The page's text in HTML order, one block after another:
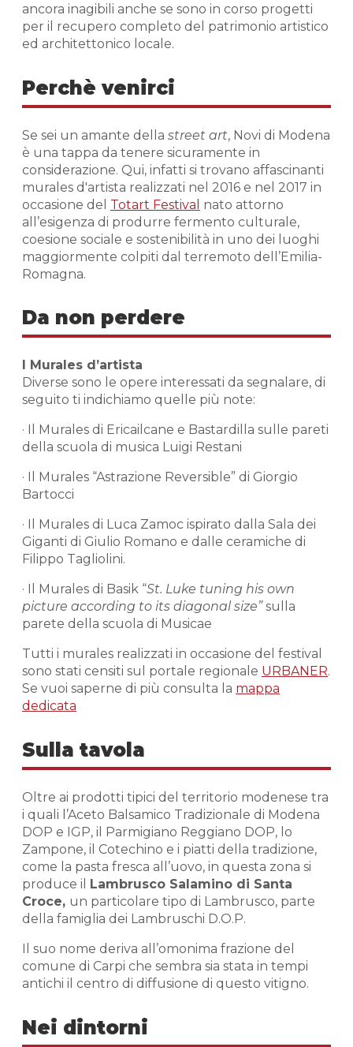
ancora inagibili anche se sono in corso progetti
per il recupero completo del patrimonio artistico
ed architettonico locale.
Perchè venirci
Se sei un amante della street art, Novi di Modena
è una tappa da tenere sicuramente in
considerazione. Qui, infatti si trovano affascinanti
murales d'artista realizzati nel 2016 e nel 2017 in
occasione del Totart Festival nato attorno
all’esigenza di produrre fermento culturale,
coesione sociale e sostenibilità in uno dei luoghi
maggiormente colpiti dal terremoto dell’Emilia-
Romagna.
Da non perdere
I Murales d’artista
Diverse sono le opere interessati da segnalare, di
seguito ti indichiamo quelle più note:
· Il Murales di Ericailcane e Bastardilla sulle pareti
della scuola di musica Luigi Restani
· Il Murales “Astrazione Reversible” di Giorgio
Bartocci
· Il Murales di Luca Zamoc ispirato dalla Sala dei
Giganti di Giulio Romano e dalle ceramiche di
Filippo Tagliolini.
· Il Murales di Basik “St. Luke tuning his own
picture according to its diagonal size”sulla
parete della scuola di Musicae
Tutti i murales realizzati in occasione del festival
sono stati censiti sul portale regionale URBANER.
Se vuoi saperne di più consulta la mappa
dedicata
Sulla tavola
Oltre ai prodotti tipici del territorio modenese tra
i quali l’Aceto Balsamico Tradizionale di Modena
DOP e IGP, il Parmigiano Reggiano DOP, lo
Zampone, il Cotechino e i piatti della tradizione,
come la pasta fresca all’uovo, in questa zona si
produce il Lambrusco Salamino di Santa
Croce, un particolare tipo di Lambrusco, parte
della famiglia dei Lambruschi D.O.P.
Il suo nome deriva all’omonima frazione del
comune di Carpi che sembra sia stata in tempi
antichi il centro di diffusione di questo vitigno.
Nei dintorni